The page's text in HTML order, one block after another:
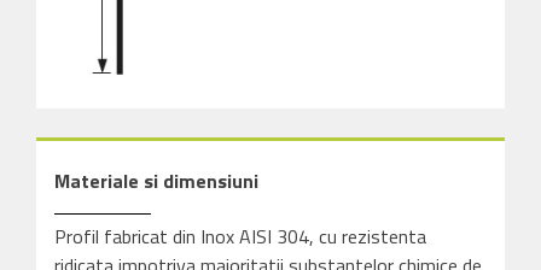
Materiale si dimensiuni
Profil fabricat din Inox AISI 304, cu rezistenta